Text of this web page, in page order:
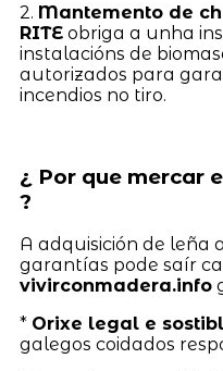
2. Mantemento de
RITEobriga a unha
instalacións de
autorizados para
incendios no tiro.
¿ Por que mercar
?
A adquisición de leña
garantías pode saír
vivirconmadera.info
* Orixe legal e
galegos coidados